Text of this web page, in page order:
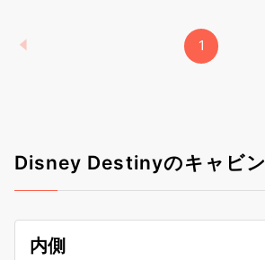
1
Disney Destinyのキャビン
内側